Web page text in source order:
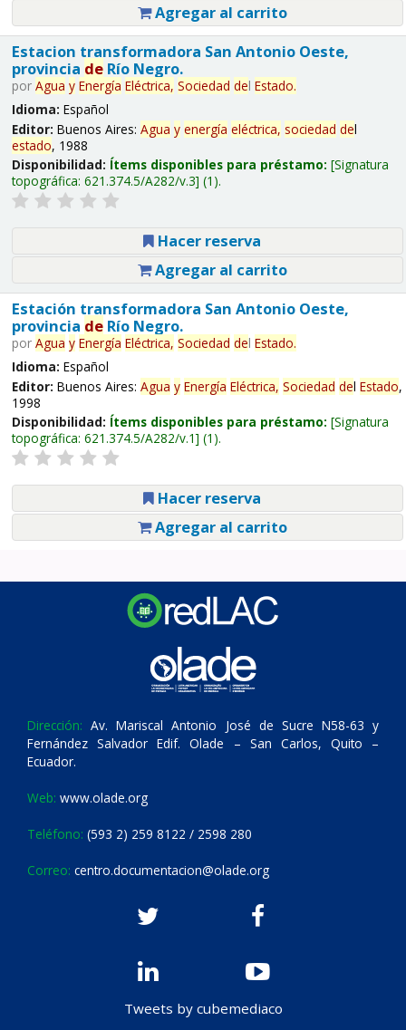
Agregar al carrito
Estacion transformadora San Antonio Oeste,
provincia deRío Negro.
por Agua y Energía Eléctrica, Sociedad del Estado.
Idioma: Español
Editor: Buenos Aires: Agua y energía eléctrica, sociedad del
estado, 1988
Disponibilidad: Ítems disponibles para préstamo: Signatura
topográfica: 621.374.5/A282/v.3 (1).
Hacer reserva
Agregar al carrito
Estación transformadora San Antonio Oeste,
provincia deRío Negro.
por Agua y Energía Eléctrica, Sociedad del Estado.
Idioma: Español
Editor: Buenos Aires: Agua y Energía Eléctrica, Sociedad del Estado,
1998
Disponibilidad: Ítems disponibles para préstamo: Signatura
topográfica: 621.374.5/A282/v.1 (1).
Hacer reserva
Agregar al carrito
Dirección: Av. Mariscal Antonio José de Sucre N58-63 y
Fernández Salvador Edif. Olade – San Carlos, Quito –
Ecuador.
Web: www.olade.org
Teléfono: (593 2) 259 8122 / 2598 280
Correo: centro.documentacion@olade.org
Tweets by cubemediaco